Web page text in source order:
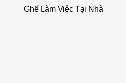
Ghế Làm Việc Tại Nhà